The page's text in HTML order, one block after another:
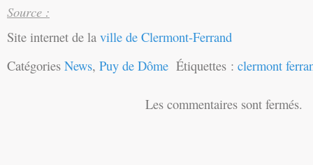
Source :
Site internet de la ville de Clermont-Ferrand
Catégories News, Puy de Dôme Étiquettes : clermont
Les commentaires sont fermés.